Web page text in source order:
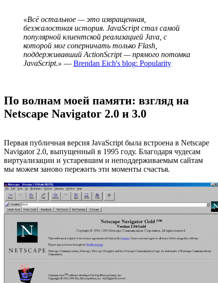
«Всё остальное — это извращенная,
безжалостная история. JavaScript стал самой
популярной клиентской реализацией Java, с
которой мог соперничать только Flash,
поддерживавший ActionScript — прямого потомка
JavaScript.» — Brendan Eich's blog: Popularity
По волнам моей памяти: взгляд на
Netscape Navigator 2.0 и 3.0
Первая публичная версия JavaScript была встроена в Netscape
Navigator 2.0, выпущенный в 1995 году. Благодаря чудесам
виртуализации и устаревшим и неподдерживаемым сайтам
мы можем заново пережить эти моменты счастья.